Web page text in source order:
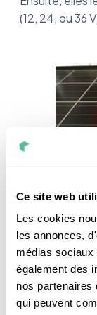
Ce site web
Les cookies
les annonces,
médias sociaux
également des
nos partenaires
qui peuvent
(12, 24, ou 36
Voici à quoi
Tout le
de